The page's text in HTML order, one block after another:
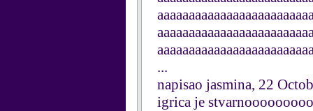
...
napisao jasmina, 22
igrica je